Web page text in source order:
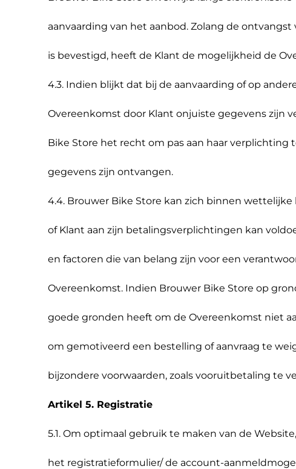
aanvaarding van het aanbod. Zolang de ontvangst
is bevestigd, heeft de Klant de mogelijkheid de
4.3. Indien blijkt dat bij de aanvaarding of op
Overeenkomst door Klant onjuiste gegevens zijn
Bike Store het recht om pas aan haar verplichting
gegevens zijn ontvangen.
4.4. Brouwer Bike Store kan zich binnen
of Klant aan zijn betalingsverplichtingen kan
en factoren die van belang zijn voor een
Overeenkomst. Indien Brouwer Bike Store op
goede gronden heeft om de Overeenkomst niet
om gemotiveerd een bestelling of aanvraag te
bijzondere voorwaarden, zoals vooruitbetaling te
Artikel 5. Registratie
5.1. Om optimaal gebruik te maken van de
het registratieformulier/ de account-